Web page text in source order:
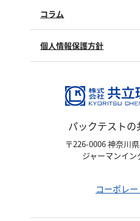
水銀使用製品について
該非判定書について
試薬サンプル
製品カタログ
コラム
個人情報保護方針
パックテスト
〒226-0006 神奈川
ジャーマンイ
コーポレ
ほう素
シアン
界面活性剤
グルコース
過酸化水素